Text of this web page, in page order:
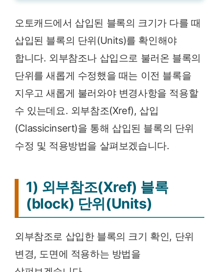
오토캐드에서 삽입된 블록의 크기가 다를 때
삽입된 블록의 단위(Units)를 확인해야
합니다. 외부참조나 삽입으로 불러온 블록의
단위를 새롭게 수정했을 때는 이전 블록을
지우고 새롭게 불러와야 변경사항을 적용할
수 있는데요. 외부참조(Xref), 삽입
(Classicinsert)을 통해 삽입된 블록의 단위
수정 및 적용방법을 살펴보겠습니다.
1) 외부참조(Xref) 블록
(block) 단위(Units)
외부참조로 삽입한 블록의 크기 확인, 단위
변경, 도면에 적용하는 방법을